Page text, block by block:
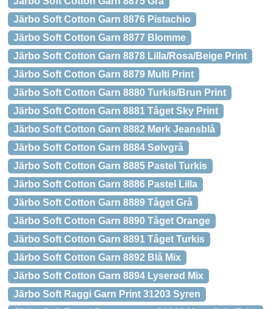
Järbo Soft Cotton Garn 8876 Pistachio
Järbo Soft Cotton Garn 8877 Blomme
Järbo Soft Cotton Garn 8878 Lilla/Rosa/Beige Print
Järbo Soft Cotton Garn 8879 Multi Print
Järbo Soft Cotton Garn 8880 Turkis/Brun Print
Järbo Soft Cotton Garn 8881 Tåget Sky Print
Järbo Soft Cotton Garn 8882 Mørk Jeansblå
Järbo Soft Cotton Garn 8884 Sølvgrå
Järbo Soft Cotton Garn 8885 Pastel Turkis
Järbo Soft Cotton Garn 8886 Pastel Lilla
Järbo Soft Cotton Garn 8889 Tåget Grå
Järbo Soft Cotton Garn 8890 Tåget Orange
Järbo Soft Cotton Garn 8891 Tåget Turkis
Järbo Soft Cotton Garn 8892 Blå Mix
Järbo Soft Cotton Garn 8894 Lyserød Mix
Järbo Soft Raggi Garn Print 31203 Syren